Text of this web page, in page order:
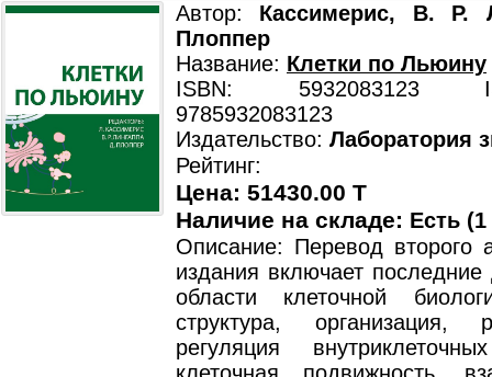
Автор: Кассимерис, В. Р.
Плоппер
Название: Клетки по Льюину
ISBN: 5932083123
9785932083123
Издательство: Лаборатория
Рейтинг:
Цена: 51430.00 T
Наличие на складе: Есть
Описание: Перевод второго
издания включает
области клеточной
структура, организация,
регуляция